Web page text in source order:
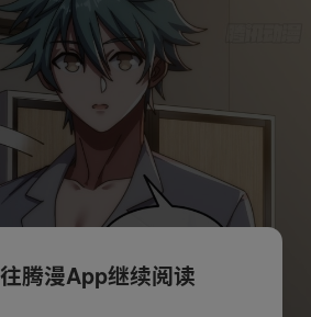
腾漫App继续阅读